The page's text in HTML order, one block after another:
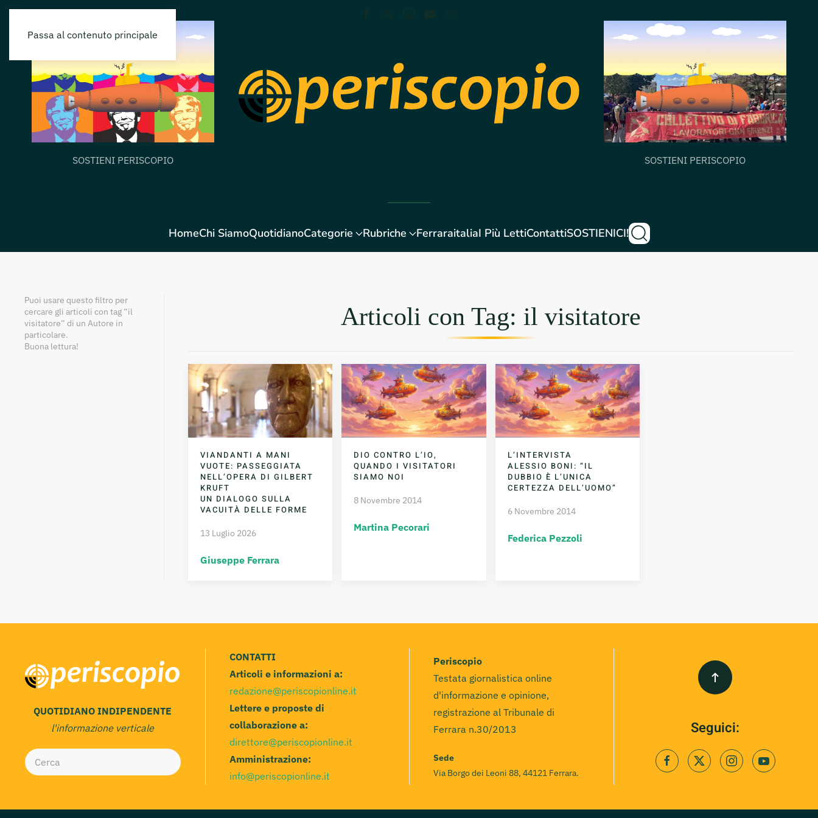
Passa al contenuto principale
SOSTIENI PERISCOPIO SOSTIENI PERISCOPIO
HomeChi SiamoQuotidianoCategorie Rubriche FerraraitaliaI Più LettiContattiSOSTIENICI!
Puoi usare questo filtro per
cercare gli articoli con tag “il
visitatore” di un Autore in
particolare.
Buona lettura!
Articoli con Tag: il visitatore
VIANDANTI A MANI
VUOTE: PASSEGGIATA
NELL’OPERA DI GILBERT
KRUFT
UN DIALOGO SULLA
VACUITÀ DELLE FORME
13 Luglio 2026
Giuseppe Ferrara
DIO CONTRO L’IO,
QUANDO I VISITATORI
SIAMO NOI
8 Novembre 2014
Martina Pecorari
L’INTERVISTA
ALESSIO BONI: “IL
DUBBIO È L’UNICA
CERTEZZA DELL’UOMO”
6 Novembre 2014
Federica Pezzoli
QUOTIDIANO INDIPENDENTE
l'informazione verticale
CONTATTI
Articoli e informazioni a:
redazione@periscopionline.it
Lettere e proposte di
collaborazione a:
direttore@periscopionline.it
Amministrazione:
info@periscopionline.it
Periscopio
Testata giornalistica online
d'informazione e opinione,
registrazione al Tribunale di
Ferrara n.30/2013
Sede
Via Borgo dei Leoni 88, 44121 Ferrara.
Seguici: